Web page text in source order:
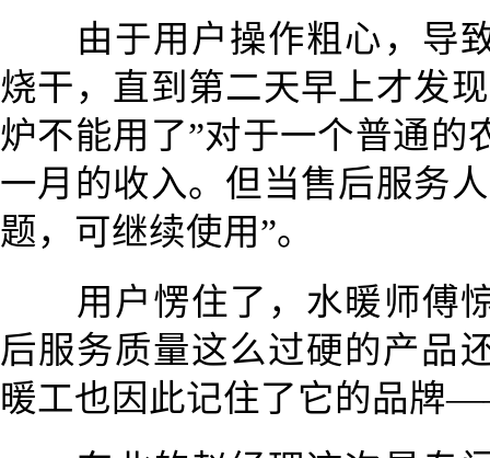
由于用户操作粗心，导
烧干，直到第二天早上才发
炉不能用了”对于一个普通的
一月的收入。但当售后服务
题，可继续使用”。
用户愣住了，水暖师傅
后服务质量这么过硬的产品
暖工也因此记住了它的品牌